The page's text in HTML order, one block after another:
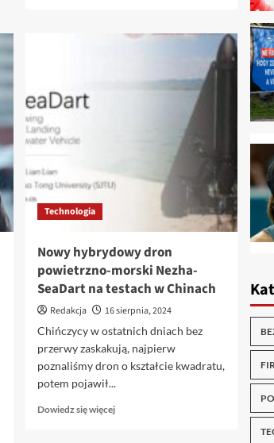
aby
rozczarowanie.
Technologia
Nowy hybrydowy dron
powietrzno-morski Nezha-
SeaDart na testach w Chinach
Redakcja
16 sierpnia, 2024
Chińczycy w ostatnich dniach bez
przerwy zaskakują, najpierw
poznaliśmy dron o kształcie kwadratu,
potem pojawił...
Dowiedz się więcejDowiedz